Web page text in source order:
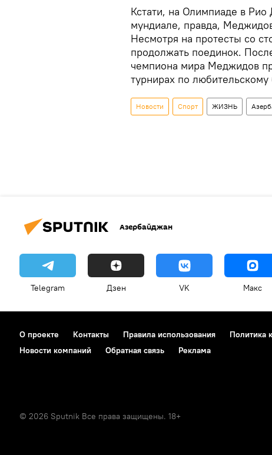
Кстати, на Олимпиаде в
мундиале, правда,
Несмотря на протесты со
продолжать поединок.
чемпиона мира Меджидов
турнирах по любительскому
Новости Спорт ЖИЗНЬ
Азербайджан
Telegram Дзен VK Макс
О проекте Контакты Правила использования Политика
Новости компаний
Обратная связь Реклама
© 2026 Sputnik Все права защищены. 18+